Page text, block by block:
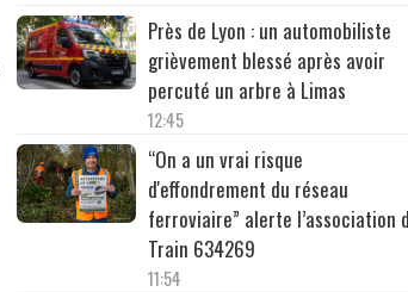
Près de Lyon : un automobiliste
grièvement blessé après avoir
percuté un arbre à Limas
12:45
“On a un vrai risque
d'effondrement du réseau
ferroviaire” alerte l’association
Train 634269
11:54